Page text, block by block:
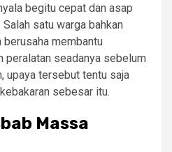
begitu cepat dan asap
satu warga bahkan
membantu
peralatan seadanya sebelum
upaya tersebut tentu saja
sebesar itu.
Massa